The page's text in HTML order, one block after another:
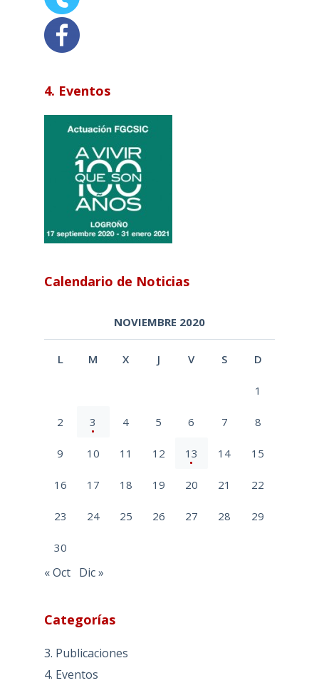
4. Eventos
Calendario de Noticias
NOVIEMBRE 2020
L M X J V S D
1
2 3 4 5 6 7 8
9 10 11 12 13 14 15
16 17 18 19 20 21 22
23 24 25 26 27 28 29
30
« Oct Dic »
Categorías
3. Publicaciones
4. Eventos